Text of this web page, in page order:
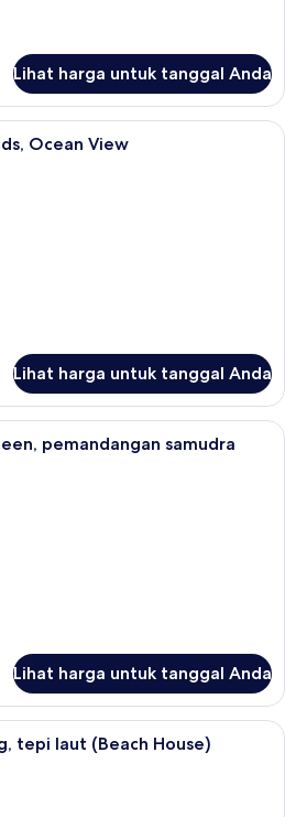
Lihat harga untuk tanggal Anda
Seprai premium, bantalan ekstra
Ocean View
Lihat harga untuk tanggal Anda
Seprai premium, bantalan ekstra
pemandangan samudra
Lihat harga untuk tanggal Anda
Seprai premium, bantalan ekstra
tepi laut (Beach House)